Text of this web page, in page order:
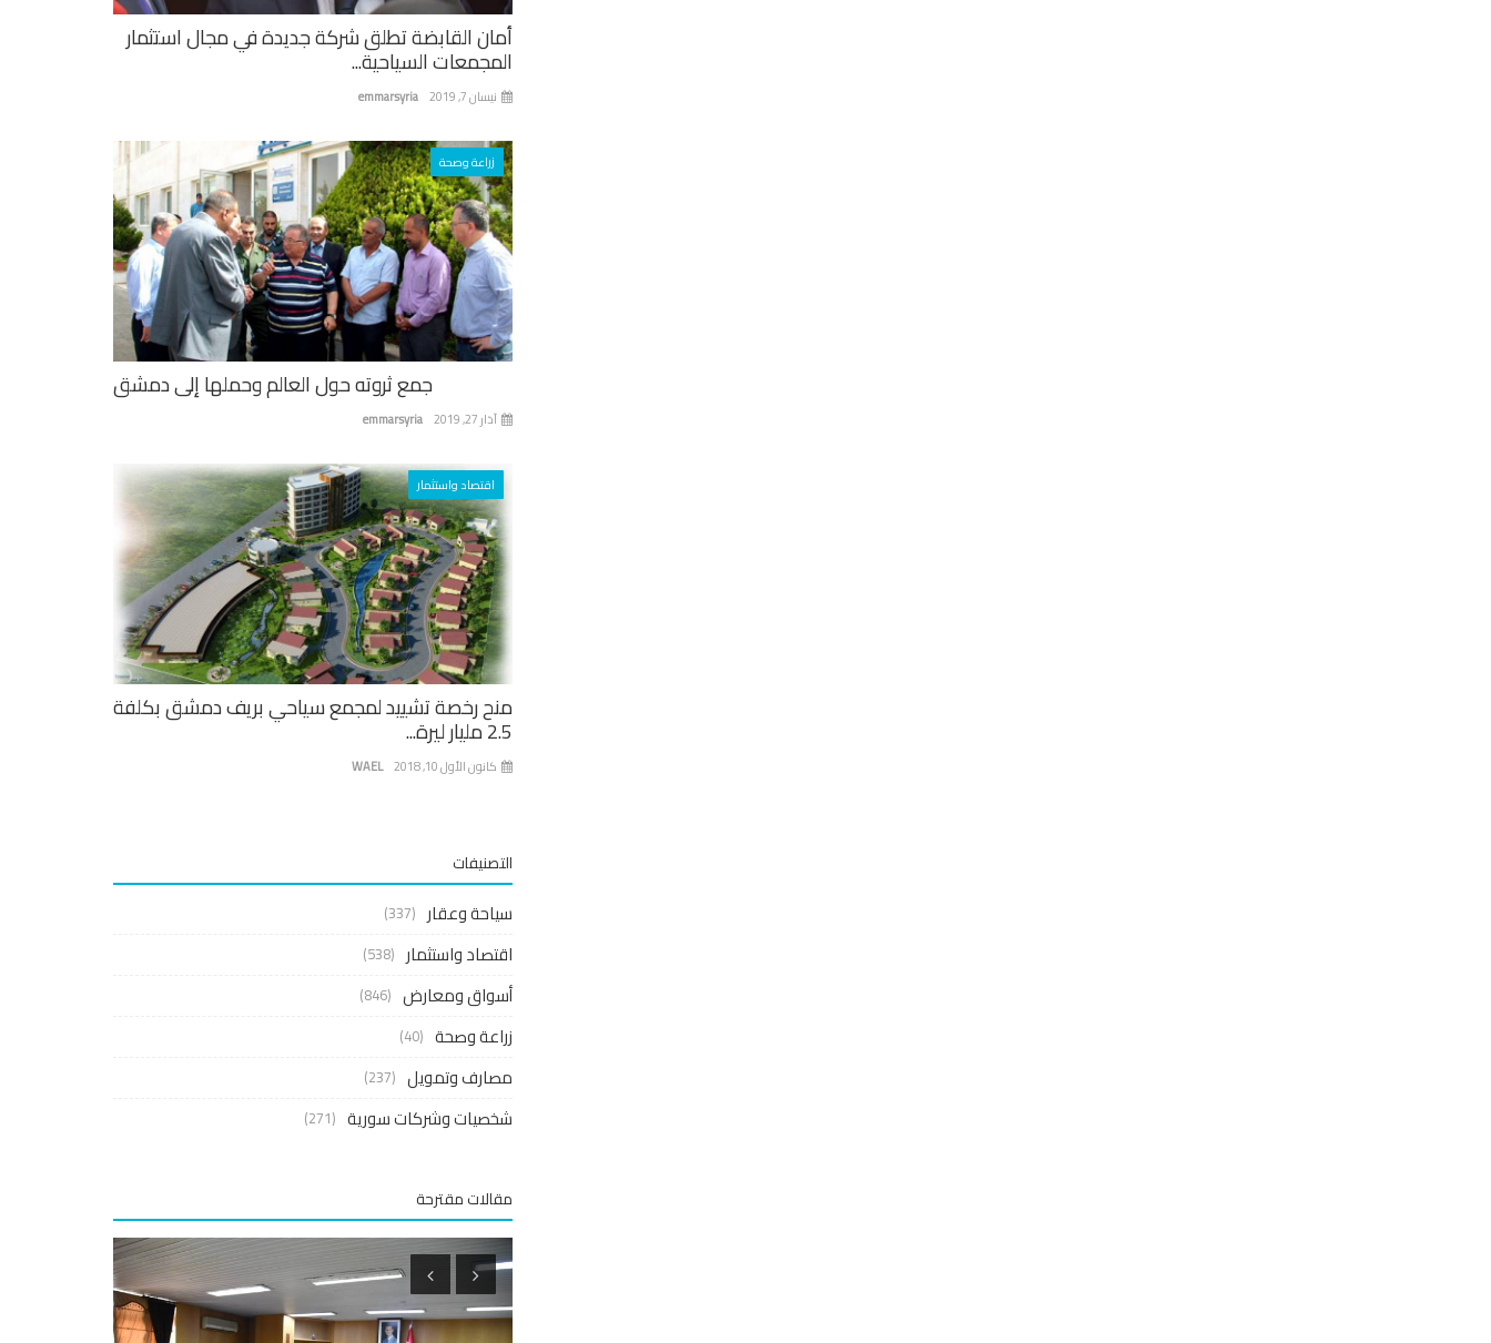
أمان القابضة تطلق شركة جديدة في مجال استثمار
المجمعات السياحية...
emmarsyria نيسان 7, 2019
زراعة وصحة
جمع ثروته حول العالم وحملها إلى دمشق
emmarsyria آذار 27, 2019
اقتصاد واستثمار
منح رخصة تشييد لمجمع سياحي بريف دمشق بكلفة
2.5 مليار ليرة...
WAEL كانون الأول 10, 2018
التصنيفات
سياحة وعقار (337)
اقتصاد واستثمار (538)
أسواق ومعارض (846)
زراعة وصحة (40)
مصارف وتمويل (237)
شخصيات وشركات سورية (271)
مقالات مقترحة